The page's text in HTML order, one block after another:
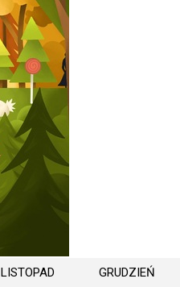
LISTOPAD GRUDZIEŃ